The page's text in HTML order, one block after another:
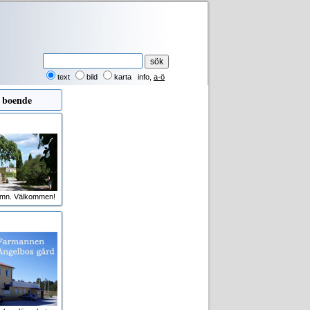
text bild karta info a-ö
Välkommen!